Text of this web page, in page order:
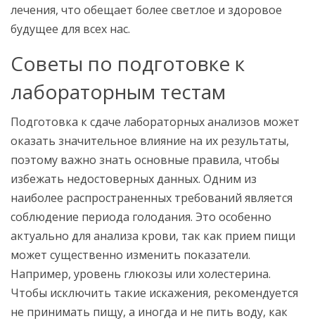
лечения, что обещает более светлое и здоровое
будущее для всех нас.
Советы по подготовке к
лабораторным тестам
Подготовка к сдаче лабораторных анализов может
оказать значительное влияние на их результаты,
поэтому важно знать основные правила, чтобы
избежать недостоверных данных. Одним из
наиболее распространенных требований является
соблюдение периода голодания. Это особенно
актуально для анализа крови, так как прием пищи
может существенно изменить показатели.
Например, уровень глюкозы или холестерина.
Чтобы исключить такие искажения, рекомендуется
не принимать пищу, а иногда и не пить воду, как